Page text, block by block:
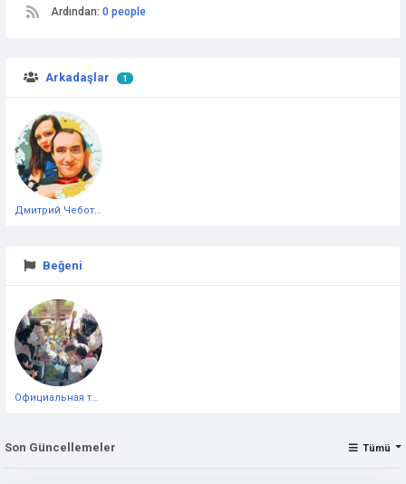
Ardından: 0 people
Arkadaşlar 1
Beğeni
Официальная тестовая страница
Son Güncellemeler Tümü